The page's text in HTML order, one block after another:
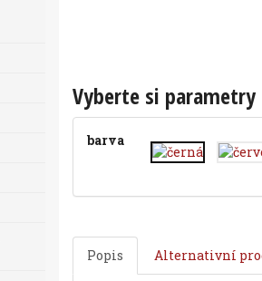
Vyberte si parametry
barva
Popis Alternativní